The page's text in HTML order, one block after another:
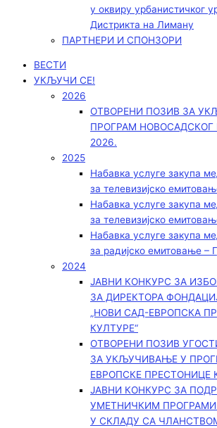
у оквиру урбанистичког
Дистрикта на Лиману
ПАРТНЕРИ И СПОНЗОРИ
ВЕСТИ
УКЉУЧИ СЕ!
2026
ОТВОРЕНИ ПОЗИВ ЗА
ПРОГРАМ НОВОСАДСКОГ
2026.
2025
Набавка услуге закупа
за телевизијско
Набавка услуге закупа
за телевизијско
Набавка услуге закупа
за радијско емитовање –
2024
ЈАВНИ КОНКУРС ЗА
ЗА ДИРЕКТОРА
„НОВИ САД-ЕВРОПСКА
КУЛТУРЕ“
ОТВОРЕНИ ПОЗИВ
ЗА УКЉУЧИВАЊЕ У
ЕВРОПСКЕ ПРЕСТОНИЦЕ
ЈАВНИ КОНКУРС ЗА
УМЕТНИЧКИМ
У СКЛАДУ СА